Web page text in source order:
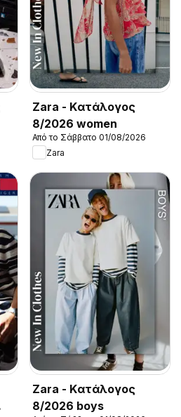
Zara - Kατάλογος
8/2026 women
Από το Σάββατο 01/08/2026
Zara
Zara - Kατάλογος
8/2026 boys